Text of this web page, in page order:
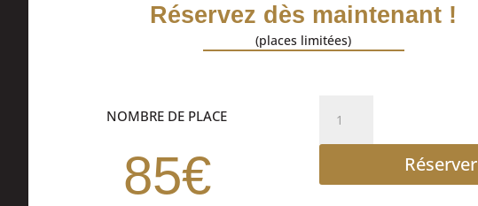
Réservez dès maintenant !
(places limitées)
NOMBRE DE PLACE
85€
DINER
Réserver